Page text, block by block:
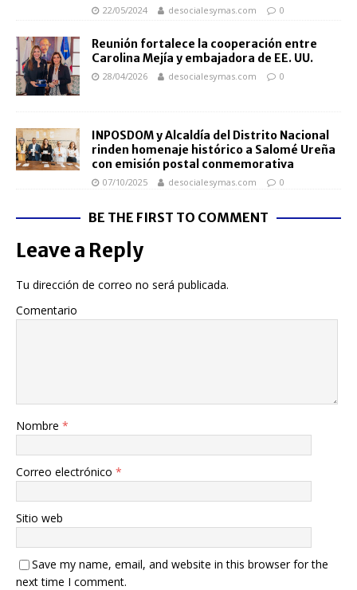
22/05/2024 desocialesymas.com 0
Reunión fortalece la cooperación entre
Carolina Mejía y embajadora de EE. UU.
28/04/2026 desocialesymas.com 0
INPOSDOM y Alcaldía del Distrito Nacional
rinden homenaje histórico a Salomé Ureña
con emisión postal conmemorativa
07/10/2025 desocialesymas.com 0
BE THE FIRST TO COMMENT
Leave a Reply
Tu dirección de correo no será publicada.
Comentario
Nombre *
Correo electrónico *
Sitio web
Save my name, email, and website in this browser for the
next time I comment.